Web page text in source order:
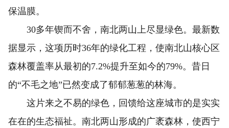
保温膜。
30多年锲而不舍，南北两山上尽显绿色。最新数
据显示，这项历时36年的绿化工程，使南北山核心区
森林覆盖率从最初的7.2%提升至如今的79%。昔日
的“不毛之地”已然变成了郁郁葱葱的林海。
这片来之不易的绿色，回馈给这座城市的是实实
在在的生态福祉。南北两山形成的广袤森林，使西宁